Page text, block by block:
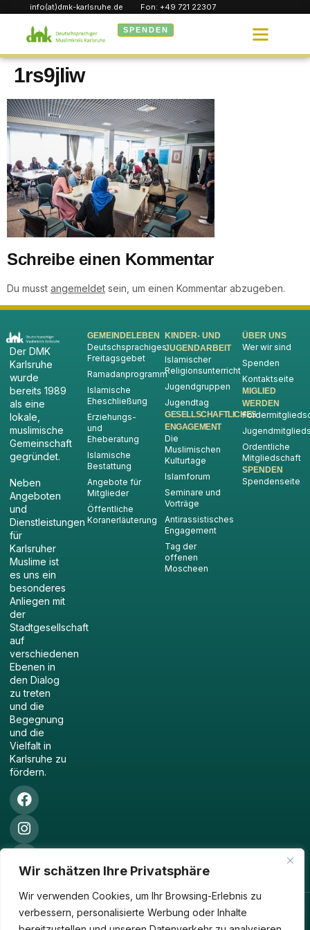
Wir schätzen Ihre Privatsphäre
Wir verwenden Cookies, um Ihr Browsing-Erlebnis zu
verbessern, personalisierte Werbung oder Inhalte
info(at)dmk-karlsruhe.de Fon: +49 721 22307
SPENDEN
1rs9jIiw
Schreibe einen Kommentar
Du musst angemeldet sein, um einen Kommentar abzugeben.
Der DMK
Karlsruhe
wurde
bereits 1989
als eine
lokale,
muslimische
Gemeinschaft
gegründet.
Neben
Angeboten
und
Dienstleistungen
für
Karlsruher
Muslime ist
es uns ein
besonderes
Anliegen mit
der
Stadtgesellschaft
auf
verschiedenen
Ebenen in
den Dialog
zu treten
und die
Begegnung
und die
Vielfalt in
Karlsruhe zu
fördern.
GEMEINDELEBEN
Deutschsprachiges
Freitagsgebet
Ramadanprogramm
Islamische
Eheschließung
Erziehungs-
und
Eheberatung
Islamische
Bestattung
Angebote für
Mitglieder
Öffentliche
Koranerläuterung
KINDER- UND
JUGENDARBEIT
Islamischer
Religionsunterricht
Jugendgruppen
Jugendtag
GESELLSCHAFTLICHES
ENGAGEMENT
Die
Muslimischen
Kulturtage
Islamforum
Seminare und
Vorträge
Antirassistisches
Engagement
Tag der
offenen
Moscheen
ÜBER UNS
Wer wir sind
Spenden
Kontaktseite
MIGLIED
WERDEN
Ordentliche
Mitgliedschaft
SPENDEN
Spendenseite
Copyright© 2025 DMK
Umsetzung Gestaltung:
Impressum